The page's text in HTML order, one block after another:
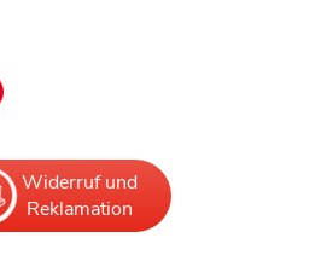
Widerruf und
Reklamation